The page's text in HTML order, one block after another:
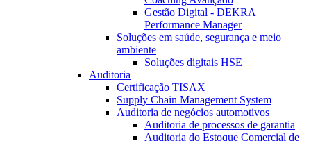
Gestão Digital - DEKRA
Performance Manager
Soluções em saúde, segurança e meio
ambiente
Soluções digitais HSE
Auditoria
Certificação TISAX
Supply Chain Management System
Auditoria de negócios automotivos
Auditoria de processos de garantia
Auditoria do Estoque Comercial de